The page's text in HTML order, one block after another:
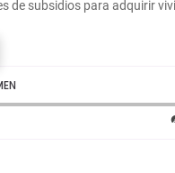
de subsidios para adquirir